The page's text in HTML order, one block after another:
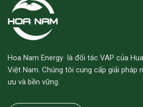
Hoa Nam Energy là đối tác VAP của
Việt Nam. Chúng tôi cung cấp giải pháp
ưu và bền vững.